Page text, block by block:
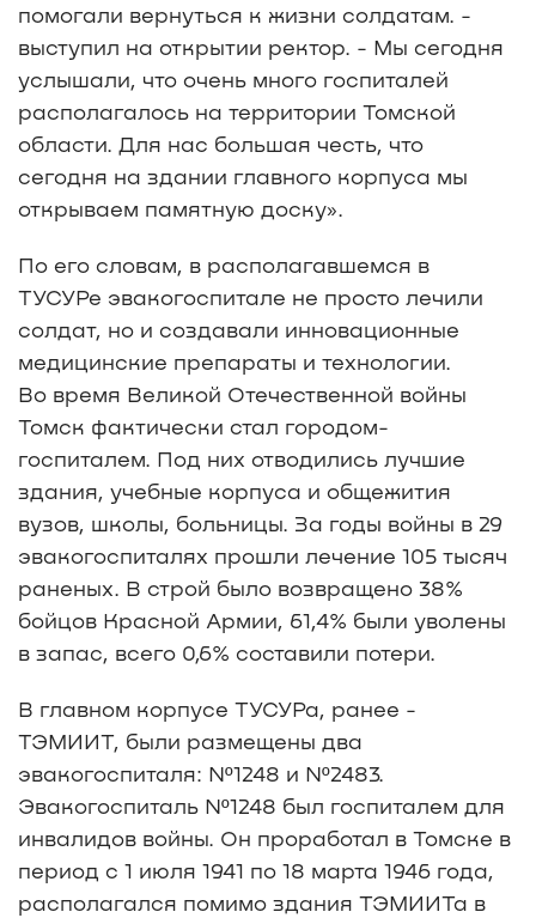
помогали вернуться к жизни солдатам. -
выступил на открытии ректор. - Мы сегодня
услышали, что очень много госпиталей
располагалось на территории Томской
области. Для нас большая честь, что
сегодня на здании главного корпуса мы
открываем памятную доску».
По его словам, в располагавшемся в
ТУСУРе эвакогоспитале не просто лечили
солдат, но и создавали инновационные
медицинские препараты и технологии.
Во время Великой Отечественной войны
Томск фактически стал городом-
госпиталем. Под них отводились лучшие
здания, учебные корпуса и общежития
вузов, школы, больницы. За годы войны в 29
эвакогоспиталях прошли лечение 105 тысяч
раненых. В строй было возвращено 38%
бойцов Красной Армии, 61,4% были уволены
в запас, всего 0,6% составили потери.
В главном корпусе ТУСУРа, ранее -
ТЭМИИТ, были размещены два
эвакогоспиталя: Nº1248 и Nº2483.
Эвакогоспиталь Nº1248 был госпиталем для
инвалидов войны. Он проработал в Томске в
период с 1 июля 1941 по 18 марта 1946 года,
располагался помимо здания ТЭМИИТа в